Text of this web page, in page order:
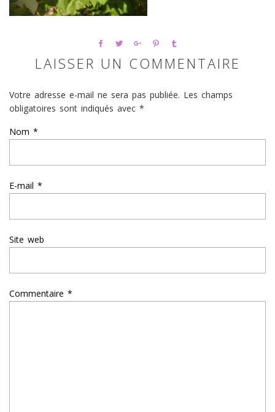
LAISSER UN COMMENTAIRE
Votre adresse e-mail ne sera pas publiée. Les champs
obligatoires sont indiqués avec *
Nom *
E-mail *
Site web
Commentaire *